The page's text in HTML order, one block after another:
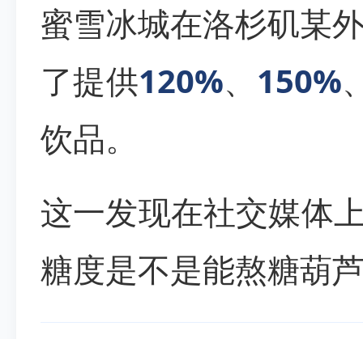
蜜雪冰城在洛杉矶某
了提供120%、 150%
饮品。
这一发现在社交媒体
糖度是不是能熬糖葫